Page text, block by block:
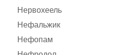
Нервохеель
Нефальжик
Нефопам